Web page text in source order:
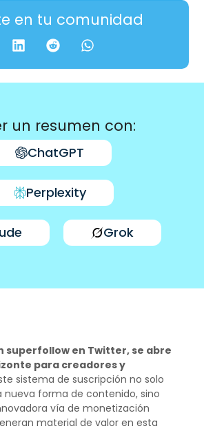
en tu comunidad
un resumen con:
ChatGPT
Perplexity
Grok
superfollow en Twitter, se abre
para creadores y
sistema de suscripción no solo
nueva forma de contenido, sino
vía de monetización
material de valor en esta